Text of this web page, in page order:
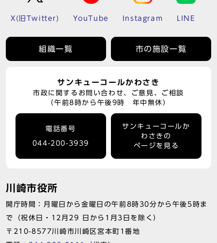
X(旧Twitter) YouTube Instagram LINE
組織一覧 市の施設一覧
サンキューコールかわさき
市政に関するお問い合わせ、ご意見、ご相談
（午前8時から午後9時 年中無休）
電話番号
044-200-3939
サンキューコールか
わさきの
ページを見る
川崎市役所
開庁時間：月曜日から金曜日の午前8時30分から午後5時ま
で（祝休日・12月29 日から1月3日を除く）
〒210-8577川崎市川崎区宮本町1番地